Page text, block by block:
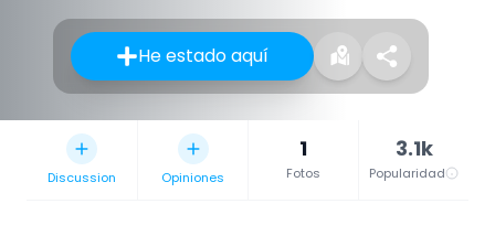
He estado aquí
Discussion Opiniones
1
Fotos
3.1k
Popularidad